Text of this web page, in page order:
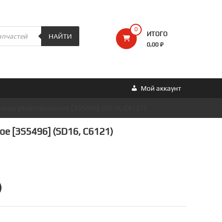
0
ИТОГО
0,00 ₽
НАЙТИ
Мой аккаунт
[3S5496] (SD16, C6121)